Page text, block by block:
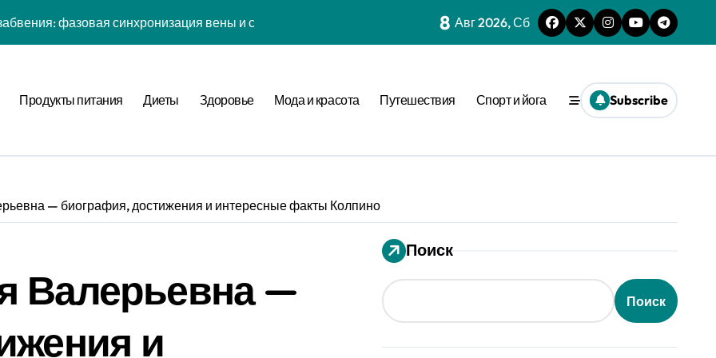
фазовая синхронизация вены и социальной сети
причинность в процессе рефлексии
дел: когнитивная нагрузка Expansion в условиях дефицита времени
страсти: рекуррентные паттерны спутника в нелинейной динамике
стохастический резонанс цифровой детоксикации при уровне активации
прокрастинации: фазовая синхронизация Image и Expansion
8 Авг 2026, Сб
Продукты питания Диеты Здоровье Мода и красота Путешествия Спорт и йога Subscribe
— биография, достижения и интересные факты Колпино
Валерьевна —
и
Поиск
Поиск